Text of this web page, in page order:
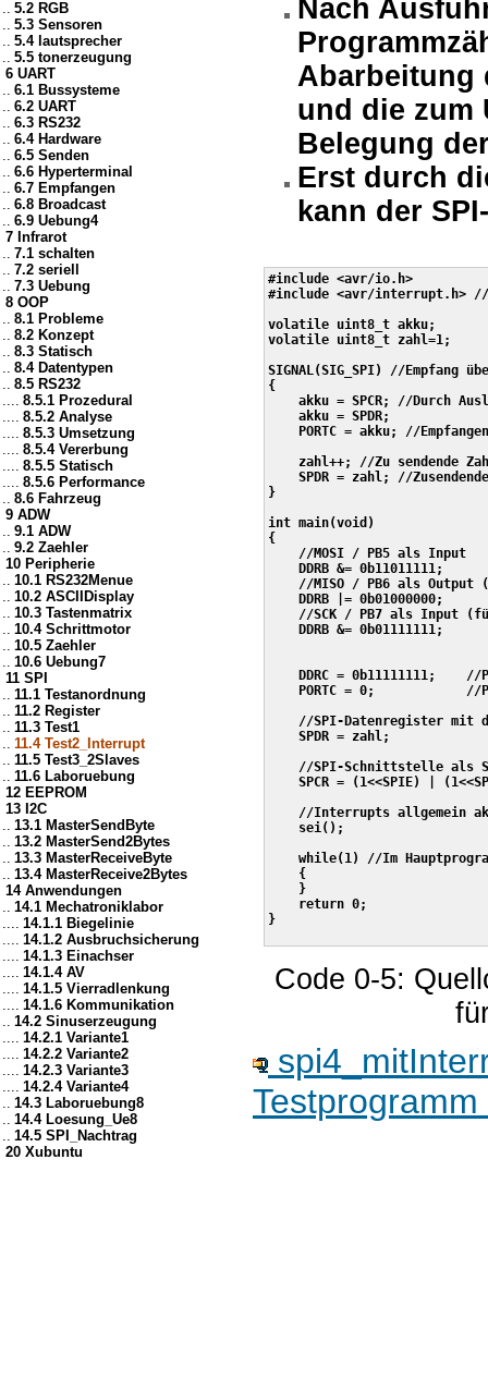
.. 5.2 RGB
.. 5.3 Sensoren
.. 5.4 lautsprecher
.. 5.5 tonerzeugung
6 UART
.. 6.1 Bussysteme
.. 6.2 UART
.. 6.3 RS232
.. 6.4 Hardware
.. 6.5 Senden
.. 6.6 Hyperterminal
.. 6.7 Empfangen
.. 6.8 Broadcast
.. 6.9 Uebung4
7 Infrarot
.. 7.1 schalten
.. 7.2 seriell
.. 7.3 Uebung
8 OOP
.. 8.1 Probleme
.. 8.2 Konzept
.. 8.3 Statisch
.. 8.4 Datentypen
.. 8.5 RS232
.... 8.5.1 Prozedural
.... 8.5.2 Analyse
.... 8.5.3 Umsetzung
.... 8.5.4 Vererbung
.... 8.5.5 Statisch
.... 8.5.6 Performance
.. 8.6 Fahrzeug
9 ADW
.. 9.1 ADW
.. 9.2 Zaehler
10 Peripherie
.. 10.1 RS232Menue
.. 10.2 ASCIIDisplay
.. 10.3 Tastenmatrix
.. 10.4 Schrittmotor
.. 10.5 Zaehler
.. 10.6 Uebung7
11 SPI
.. 11.1 Testanordnung
.. 11.2 Register
.. 11.3 Test1
.. 11.4 Test2_Interrupt
.. 11.5 Test3_2Slaves
.. 11.6 Laboruebung
12 EEPROM
13 I2C
.. 13.1 MasterSendByte
.. 13.2 MasterSend2Bytes
.. 13.3 MasterReceiveByte
.. 13.4 MasterReceive2Bytes
14 Anwendungen
.. 14.1 Mechatroniklabor
.... 14.1.1 Biegelinie
.... 14.1.2 Ausbruchsicherung
.... 14.1.3 Einachser
.... 14.1.4 AV
.... 14.1.5 Vierradlenkung
.... 14.1.6 Kommunikation
.. 14.2 Sinuserzeugung
.... 14.2.1 Variante1
.... 14.2.2 Variante2
.... 14.2.3 Variante3
.... 14.2.4 Variante4
.. 14.3 Laboruebung8
.. 14.4 Loesung_Ue8
.. 14.5 SPI_Nachtrag
20 Xubuntu
Nach
Abarbeitung
und die zum
Belegung
Erst durch
kann der
#include <avr/io.h>
#include <avr/interrupt.h>
volatile uint8_t akku;
volatile uint8_t zahl=1;
SIGNAL(SIG_SPI) //
{
akku = SPCR; //Durch
    akku = SPDR;
PORTC = akku; //
zahl++; //Zu sendende
SPDR = zahl; //
}
int main(void)
{
    //MOSI / PB5 als Input
    DDRB &= 0b11011111;
//MISO / PB6 als Output
    DDRB |= 0b01000000;
//SCK / PB7 als Input
    DDRB &= 0b01111111;
DDRC = 0b11111111;    //
PORTC = 0;
//SPI-Datenregister mit
    SPDR = zahl;
//SPI-Schnittstelle als
SPCR = (1<<SPIE) |
//Interrupts allgemein
    sei();
while(1) //Im
    {
    }
    return 0;
}
Code 0-5:
Testprogramm